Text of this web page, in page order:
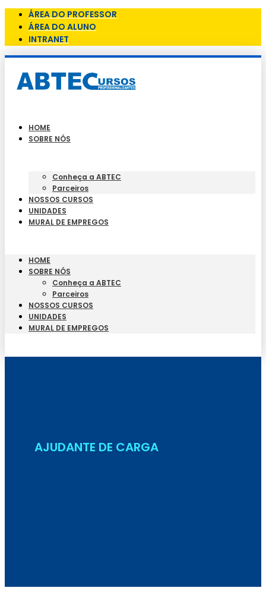
ÁREA DO PROFESSOR
ÁREA DO ALUNO
INTRANET
HOME
SOBRE NÓS
Conheça a ABTEC
Parceiros
NOSSOS CURSOS
UNIDADES
MURAL DE EMPREGOS
HOME
SOBRE NÓS
Conheça a ABTEC
Parceiros
NOSSOS CURSOS
UNIDADES
MURAL DE EMPREGOS
AJUDANTE DE CARGA